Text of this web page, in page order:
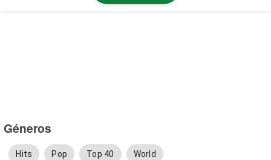
Géneros
Hits Pop Top 40 World